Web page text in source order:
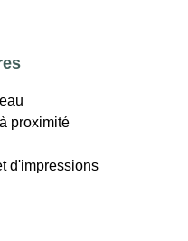
proximité
d'impressions